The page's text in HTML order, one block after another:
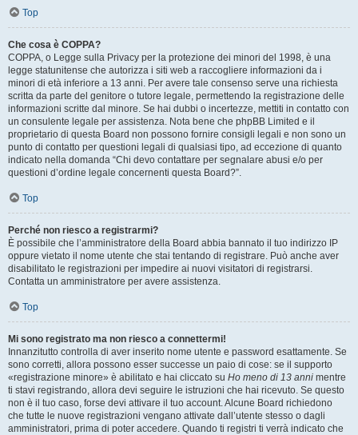
Top
Che cosa è COPPA?
COPPA, o Legge sulla Privacy per la protezione dei minori del 1998, è una
legge statunitense che autorizza i siti web a raccogliere informazioni da i
minori di età inferiore a 13 anni. Per avere tale consenso serve una richiesta
scritta da parte del genitore o tutore legale, permettendo la registrazione delle
informazioni scritte dal minore. Se hai dubbi o incertezze, mettiti in contatto con
un consulente legale per assistenza. Nota bene che phpBB Limited e il
proprietario di questa Board non possono fornire consigli legali e non sono un
punto di contatto per questioni legali di qualsiasi tipo, ad eccezione di quanto
indicato nella domanda “Chi devo contattare per segnalare abusi e/o per
questioni d’ordine legale concernenti questa Board?”.
Top
Perché non riesco a registrarmi?
È possibile che l’amministratore della Board abbia bannato il tuo indirizzo IP
oppure vietato il nome utente che stai tentando di registrare. Può anche aver
disabilitato le registrazioni per impedire ai nuovi visitatori di registrarsi.
Contatta un amministratore per avere assistenza.
Top
Mi sono registrato ma non riesco a connettermi!
Innanzitutto controlla di aver inserito nome utente e password esattamente. Se
sono corretti, allora possono esser successe un paio di cose: se il supporto
«registrazione minore» è abilitato e hai cliccato su Ho meno di 13 anni mentre
ti stavi registrando, allora devi seguire le istruzioni che hai ricevuto. Se questo
non è il tuo caso, forse devi attivare il tuo account. Alcune Board richiedono
che tutte le nuove registrazioni vengano attivate dall’utente stesso o dagli
amministratori, prima di poter accedere. Quando ti registri ti verrà indicato che